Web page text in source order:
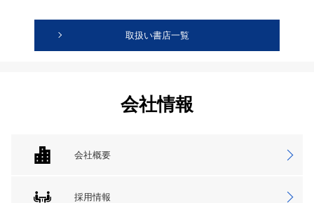
取扱い書店一覧
会社情報
会社概要
採用情報